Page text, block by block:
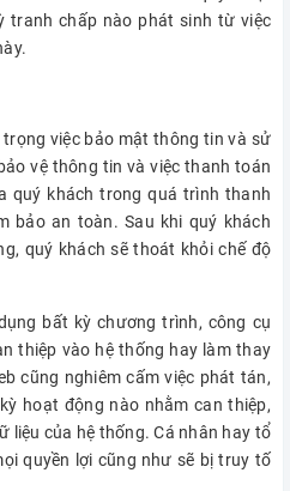
tranh chấp nào phát sinh từ việc
việc bảo mật thông tin và sử
vệ thông tin và việc thanh toán
quý khách trong quá trình thanh
bảo an toàn. Sau khi quý khách
quý khách sẽ thoát khỏi chế độ
bất kỳ chương trình, công cụ
thiệp vào hệ thống hay làm thay
cũng nghiêm cấm việc phát tán,
hoạt động nào nhằm can thiệp,
liệu của hệ thống. Cá nhân hay tổ
quyền lợi cũng như sẽ bị truy tố